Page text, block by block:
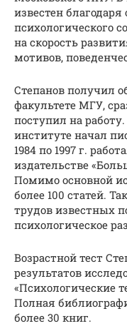
известен
психологического
на скорость
мотивов,
Степанов получил
факультете МГУ,
поступил на
институте начал
1984 по 1997 г.
издательстве
Помимо основной
более 100 статей.
трудов известных
психологическое
Возрастной тест
результатов
«Психологические
Полная
более 30 книг.